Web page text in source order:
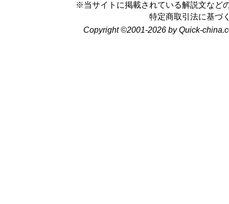
※当サイトに掲載されている解説文など
特定商取引法に基づ
Copyright ©2001-2026 by Quick-